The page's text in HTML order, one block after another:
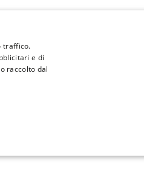
traffico.
e di
raccolto dal
NON CLASSIFICATI